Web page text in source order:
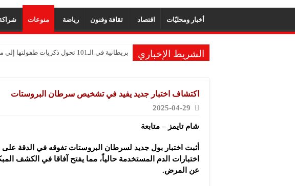
أخبار ومحليّات اقتصاد ثقافة وفنون رياضة منوعات
الشريط الإخباري بريطانية في الـ101 تحول ذكريات طفولتها إلى متحف للألعاب
سعر الذهب يرتفع 150 ليرة في السوق السورية‎ ‎
دراسة: دخان حرائق الغابات يسهم بشكل
اكتشاف اختبار جديد يفيد في تشخيص سرطان البروستات
2025-04-29
شام تايمز – متابعة
أثبت اختبار بول جديد لسرطان البروستات تفوقه في الدقة على
اختبارات الدم المستخدمة حالياً، مما يفتح آفاقا في الكشف
عن المرض.